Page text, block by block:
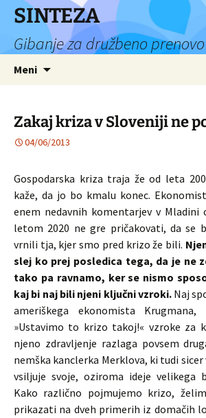
Preskoči
vsebino
SINTEZA
Gibanje za družbeno prenovo
Meni
Zakaj kriza v Sloveniji ne
04/06/2013
Gospodarska kriza traja že od leta
kaže, da jo bo kmalu konec.
enem nedavnih komentarjev v Mladini
letom 2020 ne gre pričakovati, da se
vrnili tja, kjer smo pred krizo že bili.
slej ko prej posledica tega, da je ne
tako pa ravnamo, ker se nismo
kaj bi naj bili njeni ključni vzroki.Naj
ameriškega ekonomista
»Ustavimo to krizo takoj!« vzroke za
njeno zdravljenje razlaga povsem
nemška kanclerka Merklova, ki tudi sicer
vsiljuje svoje, oziroma ideje velikega
Kako različno pojmujemo krizo,
prikazati na dveh primerih iz domačih